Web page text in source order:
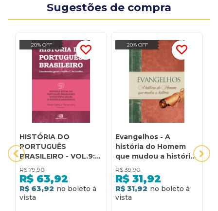
Sugestões de compra
20% OFF
HISTÓRIA DO
PORTUGUÊS
BRASILEIRO - VOL.9:
HISTÓRIA SOCIAL DO
PORTUGUÊS
BRASILEIRO: DA
HISTÓRIA SOCIAL À
R$ 79,90
R$ 63,92
R$ 63,92
20% OFF
Evangelhos - A
história do Homem
que mudou a história:
A história do homem
que mudou a história
R$ 39,90
R$ 31,92
R$ 31,92